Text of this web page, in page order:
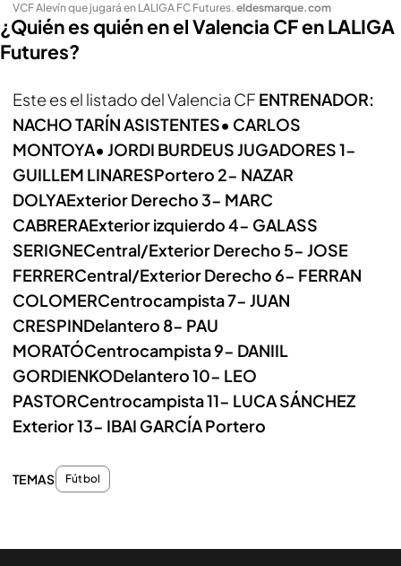
VCF Alevín que jugará en LALIGA FC Futures. eldesmarque.com
¿Quién es quién en el Valencia CF en LALIGA
Futures?
Este es el listado del Valencia CF ENTRENADOR:
NACHO TARÍNASISTENTES•⁠ ⁠CARLOS
MONTOYA•⁠ ⁠JORDI BURDEUSJUGADORES1-
GUILLEM LINARESPortero 2- NAZAR
DOLYAExterior Derecho3- MARC
CABRERAExterior izquierdo4- GALASS
SERIGNECentral/Exterior Derecho 5- JOSE
FERRERCentral/Exterior Derecho 6- FERRAN
COLOMERCentrocampista7- JUAN
CRESPINDelantero 8- PAU
MORATÓCentrocampista9- DANIIL
GORDIENKODelantero10- LEO
PASTORCentrocampista11- LUCA SÁNCHEZ
Exterior13- IBAI GARCÍAPortero
TEMAS Fútbol